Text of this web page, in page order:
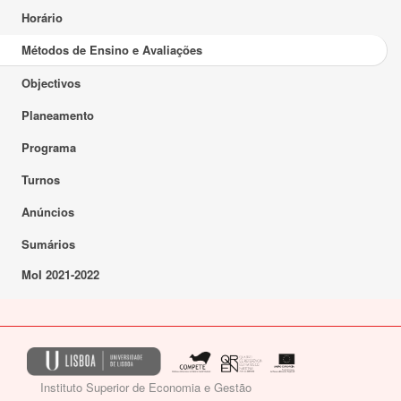
Horário
Métodos de Ensino e Avaliações
Objectivos
Planeamento
Programa
Turnos
Anúncios
Sumários
MoI 2021-2022
Instituto Superior de Economia e Gestão